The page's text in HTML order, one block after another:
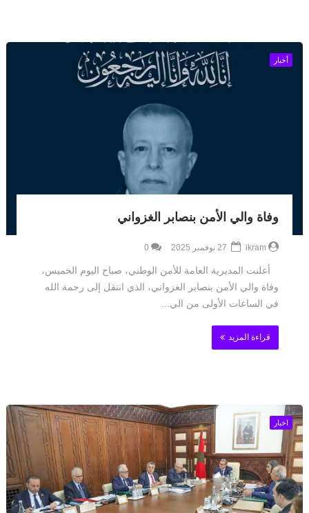
أخبار
وفاة والي الأمن بنصابر الغزواني
ikram
0
أعلنت المديرية العامة للأمن الوطني، صباح اليوم الخميس،
وفاة والي الأمن بنصابر الغزواني، الذي انتقل إلى رحمة الله
في الساعات الأولى من الي...
قراءة المزيد
اخبار